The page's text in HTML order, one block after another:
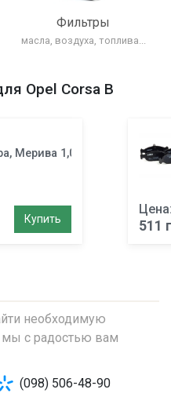
Фильтры
масла, воздуха, топлива...
Opel Corsa B
Мерива 1,0-1,4
Купить 511
необходимую
мы с радостью вам
(098) 506-48-90